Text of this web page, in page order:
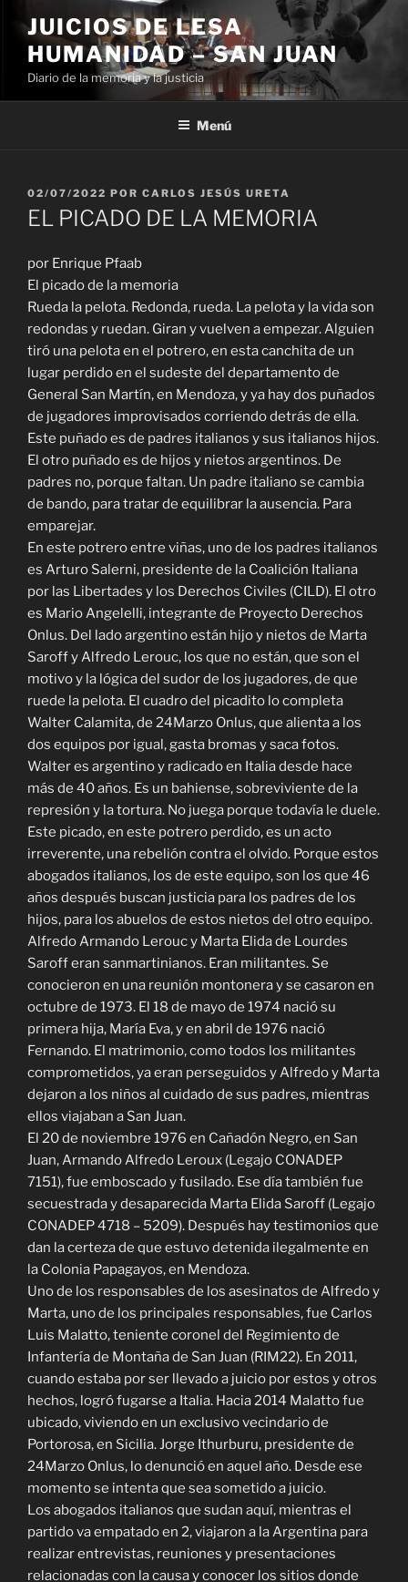
contenido
JUICIOS DE LESA
HUMANIDAD – SAN JUAN
Diario de la memoria y la justicia
Menú
PUBLICADO
EL
02/07/2022 POR CARLOS JESÚS URETA
EL PICADO DE LA MEMORIA
por Enrique Pfaab
El picado de la memoria
Rueda la pelota. Redonda, rueda. La pelota y la vida son
redondas y ruedan. Giran y vuelven a empezar. Alguien
tiró una pelota en el potrero, en esta canchita de un
lugar perdido en el sudeste del departamento de
General San Martín, en Mendoza, y ya hay dos puñados
de jugadores improvisados corriendo detrás de ella.
Este puñado es de padres italianos y sus italianos hijos.
El otro puñado es de hijos y nietos argentinos. De
padres no, porque faltan. Un padre italiano se cambia
de bando, para tratar de equilibrar la ausencia. Para
emparejar.
En este potrero entre viñas, uno de los padres italianos
es Arturo Salerni, presidente de la Coalición Italiana
por las Libertades y los Derechos Civiles (CILD). El otro
es Mario Angelelli, integrante de Proyecto Derechos
Onlus. Del lado argentino están hijo y nietos de Marta
Saroff y Alfredo Lerouc, los que no están, que son el
motivo y la lógica del sudor de los jugadores, de que
ruede la pelota. El cuadro del picadito lo completa
Walter Calamita, de 24Marzo Onlus, que alienta a los
dos equipos por igual, gasta bromas y saca fotos.
Walter es argentino y radicado en Italia desde hace
más de 40 años. Es un bahiense, sobreviviente de la
represión y la tortura. No juega porque todavía le duele.
Este picado, en este potrero perdido, es un acto
irreverente, una rebelión contra el olvido. Porque estos
abogados italianos, los de este equipo, son los que 46
años después buscan justicia para los padres de los
hijos, para los abuelos de estos nietos del otro equipo.
Alfredo Armando Lerouc y Marta Elida de Lourdes
Saroff eran sanmartinianos. Eran militantes. Se
conocieron en una reunión montonera y se casaron en
octubre de 1973. El 18 de mayo de 1974 nació su
primera hija, María Eva, y en abril de 1976 nació
Fernando. El matrimonio, como todos los militantes
comprometidos, ya eran perseguidos y Alfredo y Marta
dejaron a los niños al cuidado de sus padres, mientras
ellos viajaban a San Juan.
El 20 de noviembre 1976 en Cañadón Negro, en San
Juan, Armando Alfredo Leroux (Legajo CONADEP
7151), fue emboscado y fusilado. Ese día también fue
secuestrada y desaparecida Marta Elida Saroff (Legajo
CONADEP 4718 – 5209). Después hay testimonios que
dan la certeza de que estuvo detenida ilegalmente en
la Colonia Papagayos, en Mendoza.
Uno de los responsables de los asesinatos de Alfredo y
Marta, uno de los principales responsables, fue Carlos
Luis Malatto, teniente coronel del Regimiento de
Infantería de Montaña de San Juan (RIM22). En 2011,
cuando estaba por ser llevado a juicio por estos y otros
hechos, logró fugarse a Italia. Hacia 2014 Malatto fue
ubicado, viviendo en un exclusivo vecindario de
Portorosa, en Sicilia. Jorge Ithurburu, presidente de
24Marzo Onlus, lo denunció en aquel año. Desde ese
momento se intenta que sea sometido a juicio.
Los abogados italianos que sudan aquí, mientras el
partido va empatado en 2, viajaron a la Argentina para
realizar entrevistas, reuniones y presentaciones
relacionadas con la causa y conocer los sitios donde